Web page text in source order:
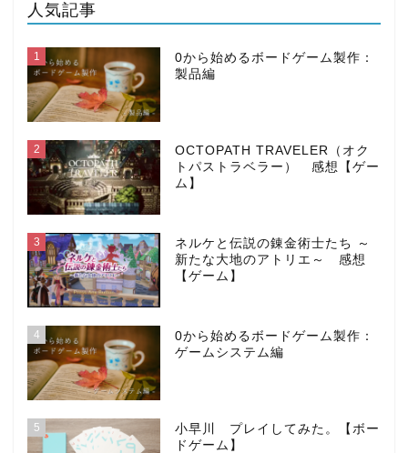
人気記事
1
0から始めるボードゲーム製作：
製品編
2
OCTOPATH TRAVELER（オク
トパストラベラー） 感想【ゲー
ム】
3
ネルケと伝説の錬金術士たち ～
新たな大地のアトリエ～ 感想
【ゲーム】
4
0から始めるボードゲーム製作：
ゲームシステム編
5
小早川 プレイしてみた。【ボー
ドゲーム】